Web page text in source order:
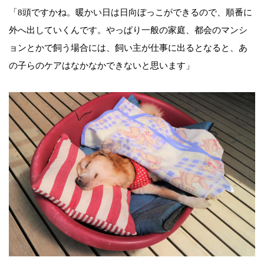
「8頭ですかね。暖かい日は日向ぼっこができるので、順番に
外へ出していくんです。やっぱり一般の家庭、都会のマンシ
ョンとかで飼う場合には、飼い主が仕事に出るとなると、あ
の子らのケアはなかなかできないと思います」